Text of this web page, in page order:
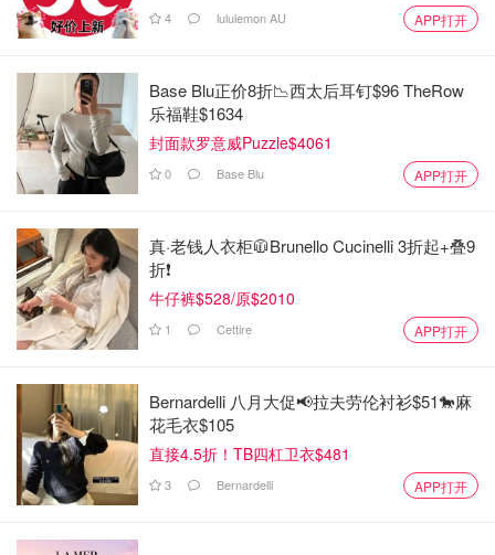
4 lululemon AU APP打开
Base Blu正价8折📉西太后耳钉$96 TheRow
乐福鞋$1634
封面款罗意威Puzzle$4061
0 Base Blu APP打开
真·老钱人衣柜🧥Brunello Cucinelli 3折起+叠9
折❗️
牛仔裤$528/原$2010
1 Cettire APP打开
Bernardelli 八月大促📢拉夫劳伦衬衫$51🐎麻
花毛衣$105
直接4.5折！TB四杠卫衣$481
3 Bernardelli APP打开